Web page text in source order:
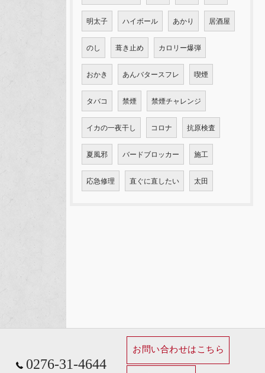
明太子 ハイボール あかり 居酒屋
のし 葺き止め カロリー爆弾
おかき あんバタースフレ 喫煙
タバコ 禁煙 禁煙チャレンジ
イカの一夜干し コロナ 抗原検査
夏風邪 バードブロッカー 施工
応急修理 直ぐに直したい 太田
0276-31-4644
お問い合わせはこちら